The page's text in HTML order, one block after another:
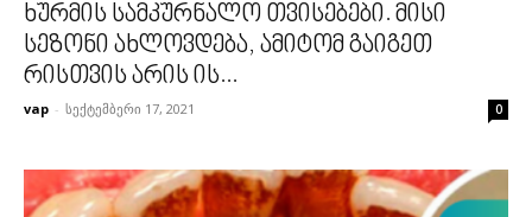
ხურმის სამკურნალო თვისებები. მისი
სეზონი ახლოვდება, ამიტომ გაიგეთ
რისთვის არის ის...
vap - სექტემბერი 17, 2021 0